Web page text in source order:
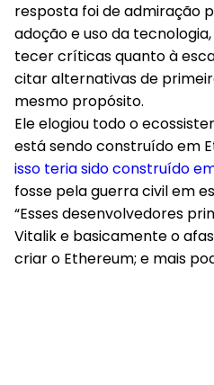
resposta foi de admiração
adoção e uso da
tecer críticas quanto à
citar alternativas de
mesmo propósito.
Ele elogiou todo o
está sendo construído em
isso teria sido construído
fosse pela guerra civil em
“Esses desenvolvedores
Vitalik e basicamente o
criar o Ethereum; e mais